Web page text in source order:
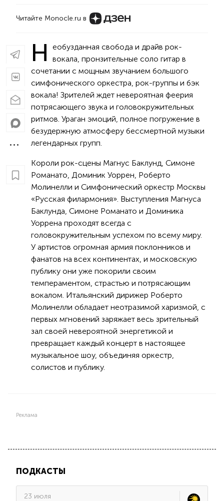
Читайте Monocle.ru в
Н
еобузданная свобода и драйв рок-
вокала, пронзительные соло гитар в
сочетании с мощным звучанием большого
симфонического оркестра, рок-группы и бэк
вокала! Зрителей ждет невероятная феерия
потрясающего звука и головокружительных
ритмов. Ураган эмоций, полное погружение в
безудержную атмосферу бессмертной музыки
легендарных групп.
Короли рок-сцены Магнус Баклунд, Симоне
Романато, Доминик Уоррен, Роберто
Молинелли и Симфонический оркестр Москвы
«Русская филармония». Выступления Магнуса
Баклунда, Симоне Романато и Доминика
Уоррена проходят всегда с
головокружительным успехом по всему миру.
У артистов огромная армия поклонников и
фанатов на всех континентах, и московскую
публику они уже покорили своим
темпераментом, страстью и потрясающим
вокалом. Итальянский дирижер Роберто
Молинелли обладает неотразимой харизмой, с
первых мгновений заряжает весь зрительный
зал своей невероятной энергетикой и
превращает каждый концерт в настоящее
музыкальное шоу, объединяя оркестр,
солистов и публику.
Реклама
ПОДКАСТЫ
23 июля